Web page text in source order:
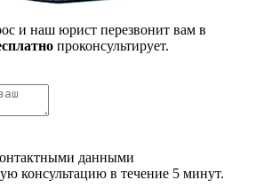
и наш юрист перезвонит вам в
проконсультирует.
данными
консультацию в течение 5 минут.